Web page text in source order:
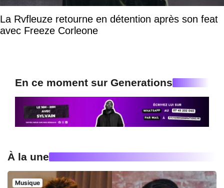
La Rvfleuze retourne en détention après son feat
avec Freeze Corleone
En ce moment sur Generations
À la une
Musique